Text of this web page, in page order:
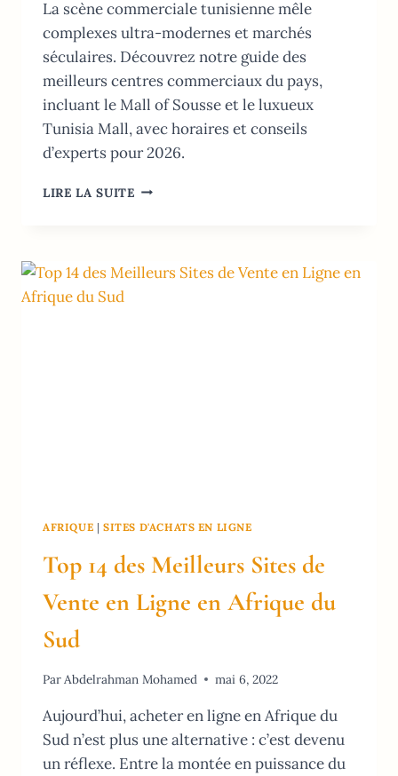
La scène commerciale tunisienne mêle
complexes ultra-modernes et marchés
séculaires. Découvrez notre guide des
meilleurs centres commerciaux du pays,
incluant le Mall of Sousse et le luxueux
Tunisia Mall, avec horaires et conseils
d’experts pour 2026.
LIRE LA SUITEMEILLEURS
TUNISIE:
GUIDE
AFRIQUE | SITES D'ACHATS EN LIGNE
Top 14 des Meilleurs Sites de
Vente en Ligne en Afrique du
Sud
ParAbdelrahman Mohamed mai 6, 2022
Aujourd’hui, acheter en ligne en Afrique du
Sud n’est plus une alternative : c’est devenu
un réflexe. Entre la montée en puissance du